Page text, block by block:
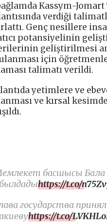
Kassym-
verdiği
Genç nesillere
potansiyelinin
geliştirilmesi
için
talimatı verildi.
yetimlere ve
ve kırsal
басшысы Бала
https://t.co/
государства
https://t.co/